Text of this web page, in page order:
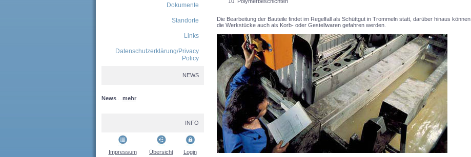
Dokumente
Standorte
Links
Datenschutzerklärung/Privacy
Policy
NEWS
News mehr
INFO
Impressum Übersicht Login
Die Bearbeitung der Bauteile findet im Regelfall als Schüttgut in Trommeln statt, darüber hinaus können
die Werkstücke auch als Korb- oder Gestellwaren gefahren werden.